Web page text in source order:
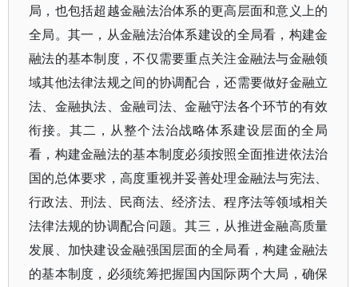
局，也包括超越金融法治体系的更高层面和意义上的
全局。其一，从金融法治体系建设的全局看，构建金
融法的基本制度，不仅需要重点关注金融法与金融领
域其他法律法规之间的协调配合，还需要做好金融立
法、金融执法、金融司法、金融守法各个环节的有效
衔接。其二，从整个法治战略体系建设层面的全局
看，构建金融法的基本制度必须按照全面推进依法治
国的总体要求，高度重视并妥善处理金融法与宪法、
行政法、刑法、民商法、经济法、程序法等领域相关
法律法规的协调配合问题。其三，从推进金融高质量
发展、加快建设金融强国层面的全局看，构建金融法
的基本制度，必须统筹把握国内国际两个大局，确保